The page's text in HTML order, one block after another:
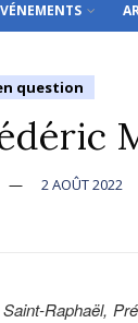
question
2 AOÛT 2022
Raphaël,